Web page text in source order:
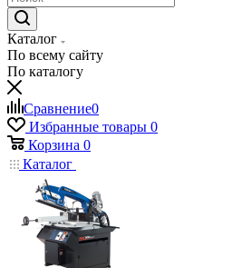
Каталог
По всему сайту
По каталогу
Сравнение0
Избранные товары 0
Корзина 0
Каталог